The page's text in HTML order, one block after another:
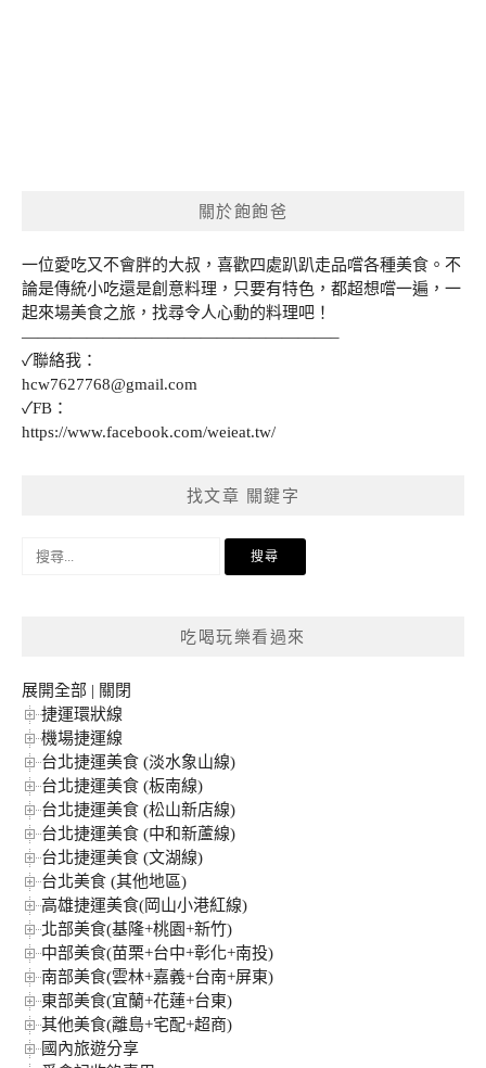
關於飽飽爸
一位愛吃又不會胖的大叔，喜歡四處趴趴走品嚐各種美食。不
論是傳統小吃還是創意料理，只要有特色，都超想嚐一遍，一
起來場美食之旅，找尋令人心動的料理吧！
———————————————————–
✓聯絡我：
hcw7627768@gmail.com
✓FB：
https://www.facebook.com/weieat.tw/
找文章 關鍵字
搜
吃喝玩樂看過來
展開全部 | 關閉
捷運環狀線
機場捷運線
台北捷運美食 (淡水象山線)
台北捷運美食 (板南線)
台北捷運美食 (松山新店線)
台北捷運美食 (中和新蘆線)
台北捷運美食 (文湖線)
台北美食 (其他地區)
高雄捷運美食(岡山小港紅線)
北部美食(基隆+桃園+新竹)
中部美食(苗栗+台中+彰化+南投)
南部美食(雲林+嘉義+台南+屏東)
東部美食(宜蘭+花蓮+台東)
其他美食(離島+宅配+超商)
國內旅遊分享